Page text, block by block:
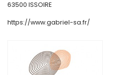
63500 ISSOIRE
https://www.gabriel-sa.fr/